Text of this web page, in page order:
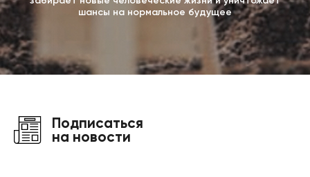
шансы на нормальное будущее
Подписаться
на новости